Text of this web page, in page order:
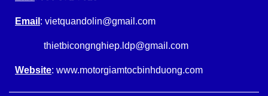
Email : vietquandolin@gmail.com
thietbicongnghiep.ldp@gmail.com
Website: www.motorgiamtocbinhduong.com